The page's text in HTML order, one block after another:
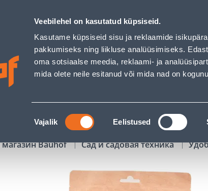
Veebilehel on kasutatud küpsiseid.
Kasutame küpsiseid sisu ja reklaamide
pakkumiseks ning liikluse analüüsimiseks.
oma sotsiaalse meedia, reklaami- ja
mida olete neile esitanud või mida nad on
Nõusoleku
valik
Vajalik Eelistused
1KG - Bauhof has loaded
Обслуживание бизнес-клиентов Обслуживание
АКЦИИ КАТАЛОГИ
Bauhof Сад и садовая техника